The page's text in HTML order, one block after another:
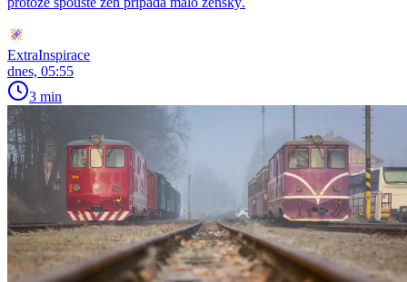
ExtraInspirace
dnes, 05:55
3 min